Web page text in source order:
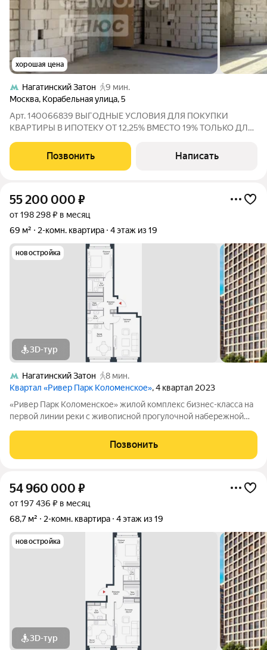
хорошая цена
Нагатинский Затон
9 мин.
Москва, Корабельная улица,5
Арт. 140066839 ВЫГОДНЫЕ УСЛОВИЯ ДЛЯ ПОКУПКИ
КВАРТИРЫ В ИПОТЕКУ ОТ 12,25% ВМЕСТО 19% ТОЛЬКО ДЛЯ
в ЖК «Ривер Парк Коломенское» Продаются просторные
апартаменты площадью 66,9 м на 3 этаже
Позвонить Написать
55 200 000 ₽
от 198 298 ₽ в месяц
69 м²
2-комн. квартира 4 этаж из 19
новостройка
3D-тур
Нагатинский Затон
8 мин.
Квартал «Ривер Парк Коломенское», 4 квартал 2023
«Ривер Парк Коломенское» жилой комплекс бизнес-класса на
первой линии реки с живописной прогулочной набережной
бюро - АДМ. Корпус состоит из пяти отдельно стоящих зданий,
объединенных единым
Позвонить
54 960 000 ₽
от 197 436 ₽ в месяц
68,7 м²
2-комн. квартира 4 этаж из 19
новостройка
3D-тур